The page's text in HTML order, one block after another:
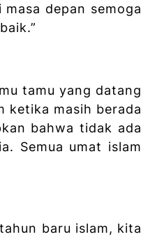
depan semoga
tamu yang datang
ketika masih berada
bahwa tidak ada
Semua umat islam
baru islam, kita